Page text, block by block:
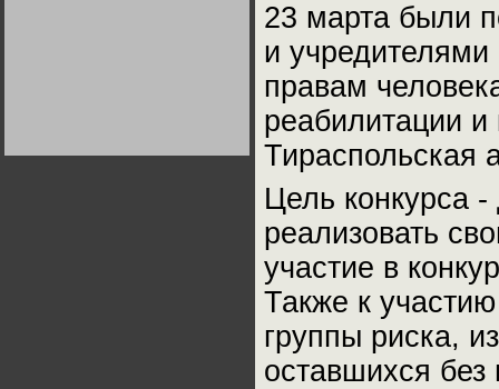
23 марта были
и
правам
реабилитации
Тираспольская
Цель конкурса
реализовать
участие в
Также к
группы риска,
оставшихся без